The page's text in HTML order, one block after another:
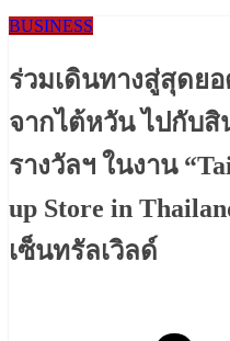
BUSINESS
ร่วมเดินทางสู่สุด
จากไต้หวัน ไปกับ
รางวัลฯ ในงาน
up Store in
เซ็นทรัลเวิลด์